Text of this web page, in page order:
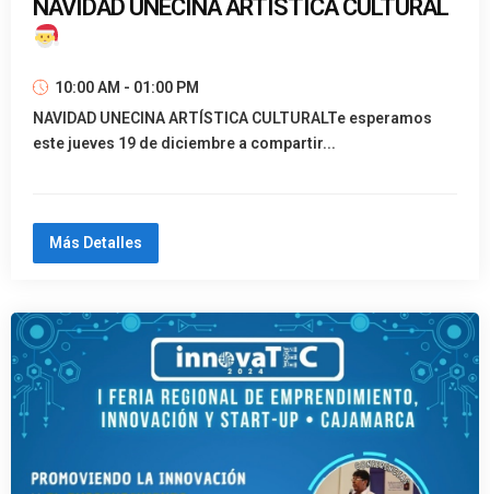
NAVIDAD UNECINA ARTÍSTICA CULTURAL
10:00 AM - 01:00 PM
NAVIDAD UNECINA ARTÍSTICA CULTURALTe esperamos
este jueves 19 de diciembre a compartir...
Más Detalles